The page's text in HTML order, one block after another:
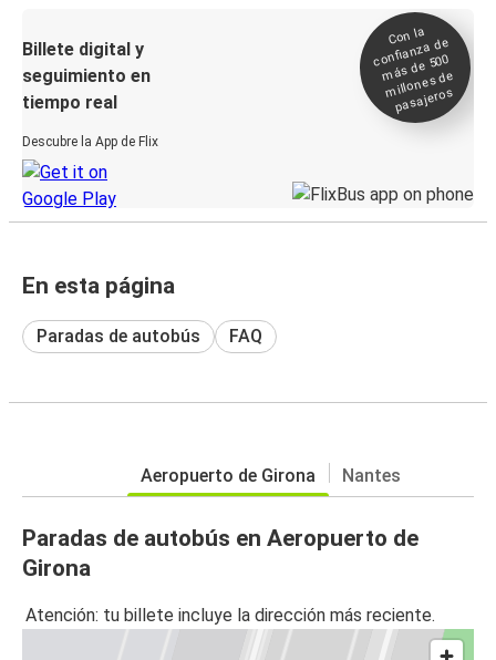
Billete digital y
seguimiento en
tiempo real
Descubre la App de Flix
Con la
confianza de
más de 500
millones de
pasajeros
En esta página
Paradas de autobús FAQ
Aeropuerto de Girona Nantes
Paradas de autobús en Aeropuerto de
Girona
Atención: tu billete incluye la dirección más reciente.